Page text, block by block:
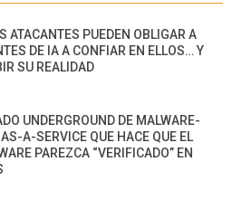
ATACANTES PUEDEN OBLIGAR A
DE IA A CONFIAR EN ELLOS… Y
SU REALIDAD
UNDERGROUND DE MALWARE-
A-SERVICE QUE HACE QUE EL
PAREZCA “VERIFICADO” EN